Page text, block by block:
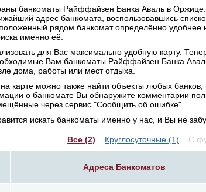
банкоматы Райффайзен Банка Аваль в
адрес банкомата, воспользовавшись
рядом банкомат определённо удобнее
именно её.
для Вас максимально удобную карту.
Вам банкоматы Райффайзен Банка
дома, работы или мест отдыха.
карте можно также найти объекты любых банков,
о банкомате Вы обнаружите комментарии
через сервис "Сообщить об ошибке".
искать банкоматы именно у нас, и Вы не
Все (2) Круглосуточные (1) С
Адреса Банкоматов